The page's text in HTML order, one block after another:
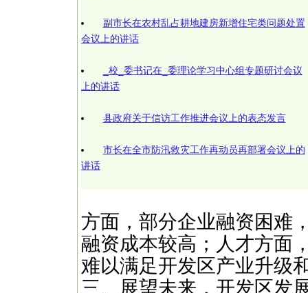
副市长在农村乱占耕地建房新增住宅类问题处置
会议上的讲话
_校_委书记在_委理论学习中心组专题研讨会议
上的讲话
县政府关于信访工作推进会议上的表态发言
市长在全市防汛救灾工作再动员再部署会议上的
讲话
方面，部分企业融资困难
融资成本较高；人才方面
难以满足开发区产业升级
三、展望未来，开发区发